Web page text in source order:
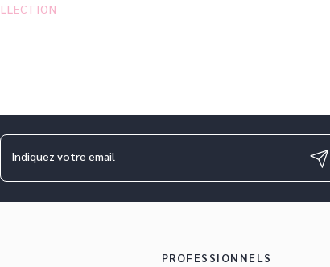
Indiquez votre email
PROFESSIONNELS